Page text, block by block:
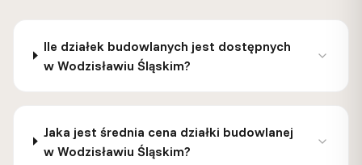
Ile działek budowlanych jest dostępnych
w Wodzisławiu Śląskim?
Jaka jest średnia cena działki budowlanej
w Wodzisławiu Śląskim?